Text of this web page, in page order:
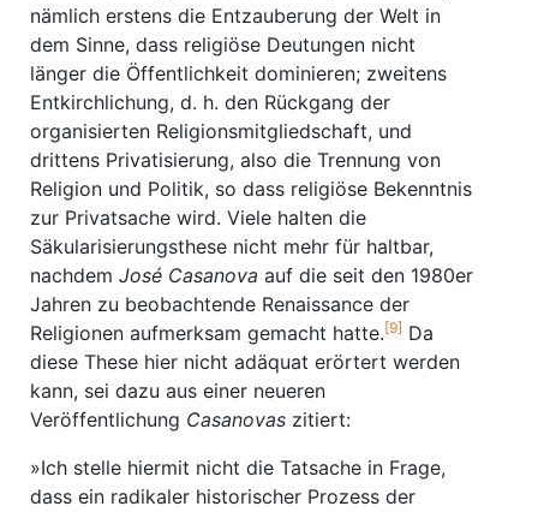
nämlich erstens die Entzauberung der Welt in
dem Sinne, dass religiöse Deutungen nicht
länger die Öffentlichkeit dominieren; zweitens
Entkirchlichung, d. h. den Rückgang der
organisierten Religionsmitgliedschaft, und
drittens Privatisierung, also die Trennung von
Religion und Politik, so dass religiöse Bekenntnis
zur Privatsache wird. Viele halten die
Säkularisierungsthese nicht mehr für haltbar,
nachdem José Casanova auf die seit den 1980er
Jahren zu beobachtende Renaissance der
Religionen aufmerksam gemacht hatte.[9] Da
diese These hier nicht adäquat erörtert werden
kann, sei dazu aus einer neueren
Veröffentlichung Casanovas zitiert:
»Ich stelle hiermit nicht die Tatsache in Frage,
dass ein radikaler historischer Prozess der